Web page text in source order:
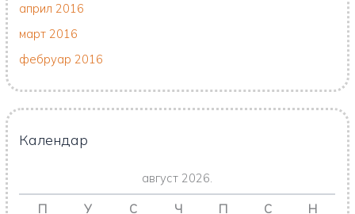
април 2016
март 2016
фебруар 2016
Календар
август 2026.
П У С Ч П С
Н